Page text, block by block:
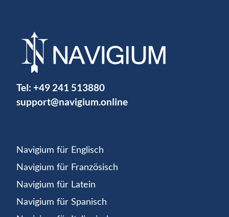
Tel: +49 241 513880
support@navigium.online
Navigium für Englisch
Navigium für Französisch
Navigium für Latein
Navigium für Spanisch